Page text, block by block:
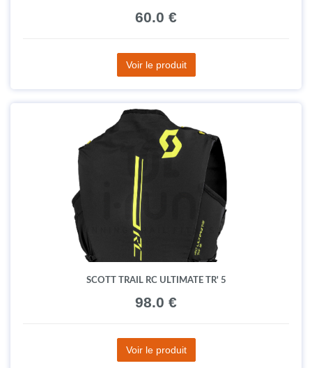
60.0 €
Voir le produit
SCOTT TRAIL RC ULTIMATE TR' 5
98.0 €
Voir le produit